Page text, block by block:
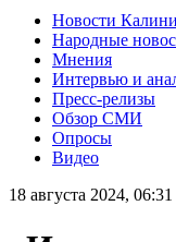
Новости
Народные
Мнения
Интервью и
Пресс-релизы
Обзор СМИ
Опросы
Видео
18 августа 2024, 06:31